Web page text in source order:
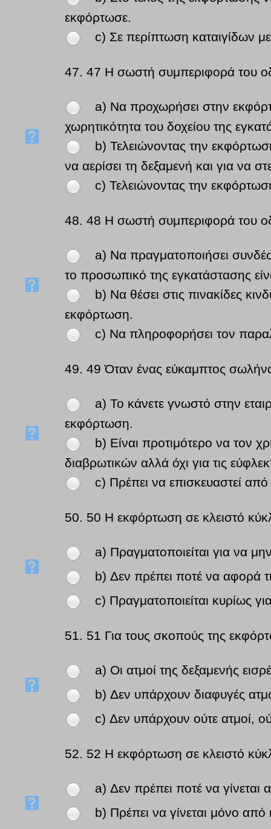
εκφόρτωσε.
c) Σε περίπτωση καταιγίδων
47. 47 Η σωστή συμπεριφορά του
a) Να προχωρήσει στην
χωρητικότητα του δοχείου της
b) Τελειώνοντας την
να αερίσει τη δεξαμενή και για να
c) Τελειώνοντας την
48. 48 Η σωστή συμπεριφορά του
a) Να πραγματοποιήσει
το προσωπικό της εγκατάστασης
b) Να θέσει στις πινακίδες
εκφόρτωση.
c) Να πληροφορήσει τον
49. 49 Όταν ένας εύκαμπτος
a) Το κάνετε γνωστό στην
εκφόρτωση.
b) Είναι προτιμότερο να τον
διαβρωτικών αλλά όχι για τις
c) Πρέπει να επισκευαστεί
50. 50 Η εκφόρτωση σε κλειστό
a) Πραγματοποιείται για να
b) Δεν πρέπει ποτέ να αφορά
c) Πραγματοποιείται κυρίως
51. 51 Για τους σκοπούς της
a) Οι ατμοί της δεξαμενής
b) Δεν υπάρχουν διαφυγές
c) Δεν υπάρχουν ούτε ατμοί,
52. 52 Η εκφόρτωση σε κλειστό
a) Δεν πρέπει ποτέ να
b) Πρέπει να γίνεται μόνο